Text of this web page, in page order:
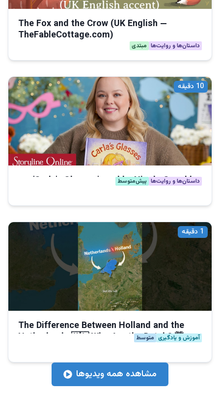
The Fox and the Crow (UK English —
TheFableCottage.com)
داستان‌ها و روایت‌ها مبتدی
10 دقیقه
'Carla's Glasses' read by Nicola Coughlan
داستان‌ها و روایت‌ها پیش‌متوسط
1 دقیقه
The Difference Between Holland and the
Netherlands 🇳🇱 Who Are the Dutch? 🤯
آموزش و یادگیری متوسط
مشاهده همه ویدیوها